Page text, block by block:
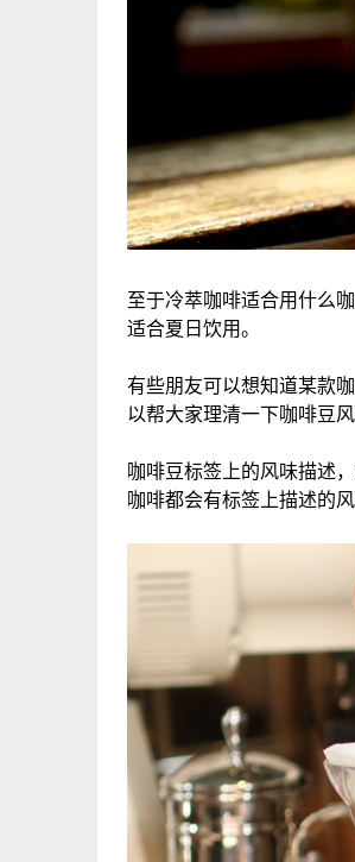
至于冷萃咖啡适合用什么
适合夏日饮用。
有些朋友可以想知道某款
以帮大家理清一下咖啡豆
咖啡豆标签上的风味描述
咖啡都会有标签上描述的